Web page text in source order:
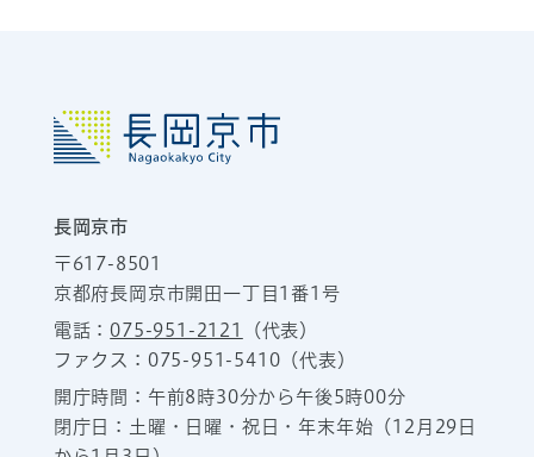
長岡京市
〒617-8501
京都府長岡京市開田一丁目1番1号
電話：075-951-2121
（代表）
ファクス：075-951-5410（代表）
開庁時間：午前8時30分から午後5時00分
閉庁日：土曜・日曜・祝日・年末年始（12月29日